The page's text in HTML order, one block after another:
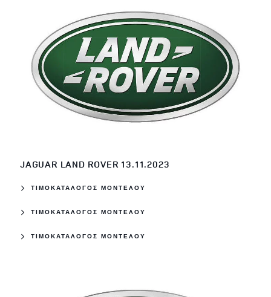
JAGUAR LAND ROVER 13.11.2023
ΤΙΜΟΚΑΤΑΛΟΓΟΣ ΜΟΝΤΕΛΟΥ
ΤΙΜΟΚΑΤΑΛΟΓΟΣ ΜΟΝΤΕΛΟΥ
ΤΙΜΟΚΑΤΑΛΟΓΟΣ ΜΟΝΤΕΛΟΥ